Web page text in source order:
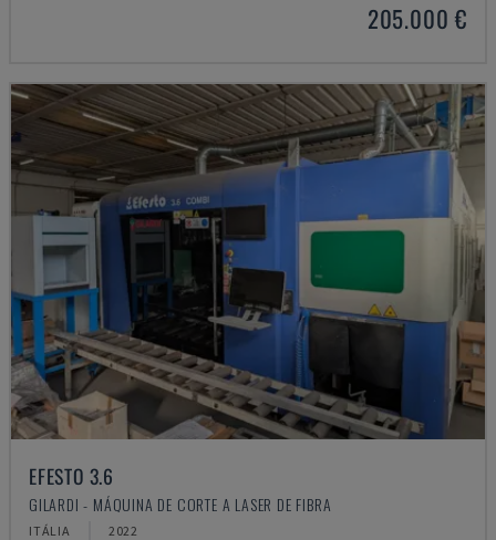
205.000 €
EFESTO 3.6
GILARDI - MÁQUINA DE CORTE A LASER DE FIBRA
ITÁLIA 2022